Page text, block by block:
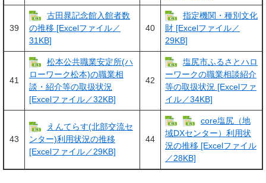
39
古田晁記念館入館者数
の推移 [Excelファイル／
31KB]
40
指定機関・種別文化
財 [Excelファイル／
29KB]
41
松本公共職業安定所(ハ
ローワーク松本)の職業相
談・紹介等の取扱状況
[Excelファイル／32KB]
42
塩尻市ふるさとハロ
ーワークの職業相談紹介
等の取扱状況 [Excelファ
イル／34KB]
43
えんてらす(北部交流セ
ンター)利用状況の推移
[Excelファイル／29KB]
44
core塩尻（地
域DXセンター）利用状
況の推移 [Excelファイル
／28KB]